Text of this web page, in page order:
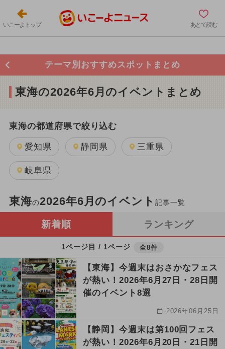
いこーよトップ あとで読む
テーマ別おすすめスポットまとめ
東海の2026年6月のイベントまとめ
東海の都道府県で絞り込む
愛知県 静岡県 三重県
岐阜県
東海の2026年6月のイベント記事一覧
新着順 ランキング
1ページ目 / 1ページ 全8件
【東海】今週末はおさかなフェス
が熱い！2026年6月27日・28日開
催のイベント8選
2026年06月25日
【静岡】今週末は第100回フェス
が熱い！2026年6月20日・21日開